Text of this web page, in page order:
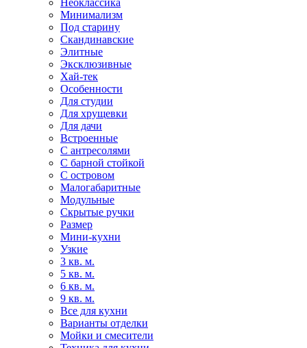
Неоклассика
Минимализм
Под старину
Скандинавские
Элитные
Эксклюзивные
Хай-тек
Особенности
Для студии
Для хрущевки
Для дачи
Встроенные
С антресолями
С барной стойкой
С островом
Малогабаритные
Модульные
Скрытые ручки
Размер
Мини-кухни
Узкие
3 кв. м.
5 кв. м.
6 кв. м.
9 кв. м.
Все для кухни
Варианты отделки
Мойки и смесители